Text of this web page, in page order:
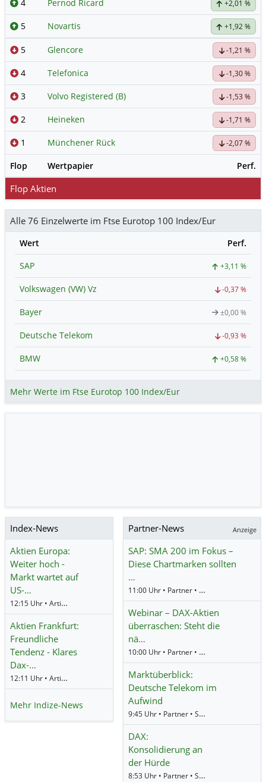
4 Pernod Ricard +2,01 %
5 Novartis +1,92 %
5 Glencore -1,21 %
4 Telefonica -1,30 %
3 Volvo Registered (B) -1,53 %
2 Heineken -1,71 %
1 Münchener Rück -2,07 %
Flop Wertpapier Perf.
Flop Aktien
Alle 76 Einzelwerte im Ftse Eurotop 100 Index/Eur
Wert
Perf.
SAP
+3,11 %
Volkswagen (VW) Vz -0,37 %
Bayer ±0,00 %
Deutsche Telekom -0,93 %
BMW +0,58 %
Mehr Werte im Ftse Eurotop 100 Index/Eur
Index-News
Aktien Europa:
Weiter hoch -
Markt wartet auf
US-…
12:15 Uhr • Artikel • dpa-AFX
Aktien Frankfurt:
Freundliche
Tendenz - Klares
Dax-…
12:11 Uhr • Artikel • dpa-AFX
Mehr Indize-News
Partner-News Anzeige
SAP: SMA 200 im Fokus –
Diese Chartmarken sollten
…
11:00 Uhr • Partner • Societe Generale
Webinar – DAX-Aktien
überraschen: Steht die
nä…
10:00 Uhr • Partner • DZBank
Marktüberblick:
Deutsche Telekom im
Aufwind
9:45 Uhr • Partner • Societe Generale
DAX:
Konsolidierung an
der Hürde
8:53 Uhr • Partner • Societe Generale